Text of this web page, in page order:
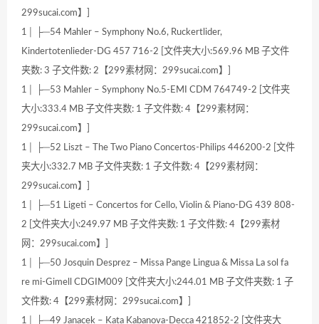
299sucai.com】]
1│ ├─54 Mahler – Symphony No.6, Ruckertlider,
Kindertotenlieder-DG 457 716-2 [文件夹大小:569.96 MB 子文件
夹数: 3 子文件数: 2【299素材网：299sucai.com】]
1│ ├─53 Mahler – Symphony No.5-EMI CDM 764749-2 [文件夹
大小:333.4 MB 子文件夹数: 1 子文件数: 4【299素材网：
299sucai.com】]
1│ ├─52 Liszt – The Two Piano Concertos-Philips 446200-2 [文件
夹大小:332.7 MB 子文件夹数: 1 子文件数: 4【299素材网：
299sucai.com】]
1│ ├─51 Ligeti – Concertos for Cello, Violin & Piano-DG 439 808-
2 [文件夹大小:249.97 MB 子文件夹数: 1 子文件数: 4【299素材
网：299sucai.com】]
1│ ├─50 Josquin Desprez – Missa Pange Lingua & Missa La sol fa
re mi-Gimell CDGIM009 [文件夹大小:244.01 MB 子文件夹数: 1 子
文件数: 4【299素材网：299sucai.com】]
1│ ├─49 Janacek – Kata Kabanova-Decca 421852-2 [文件夹大